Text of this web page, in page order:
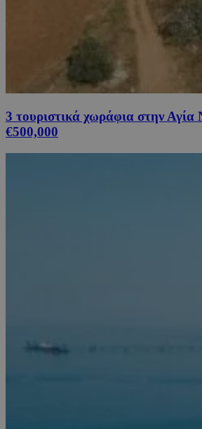
3 τουριστικά χωράφια στην
€500,000